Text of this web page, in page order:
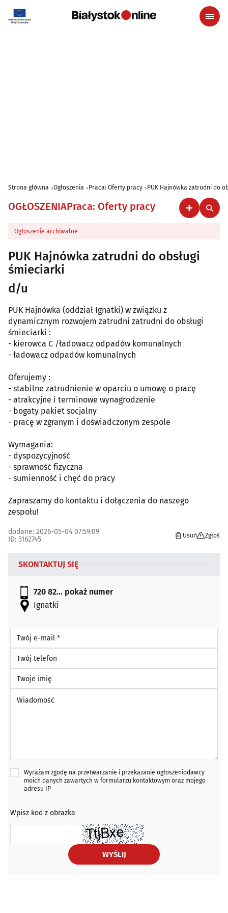
Strona główna Ogłoszenia Praca: Oferty pracy PUK Hajnówka zatrudni do
OGŁOSZENIAPraca: Oferty pracy
Ogłoszenie archiwalne
PUK Hajnówka zatrudni do obsługi
śmieciarki
d/u
PUK Hajnówka (oddział Ignatki) w związku z
dynamicznym rozwojem zatrudni zatrudni do obsługi
śmieciarki :
- kierowca C /ładowacz odpadów komunalnych
- ładowacz odpadów komunalnych
Oferujemy :
- stabilne zatrudnienie w oparciu o umowę o pracę
- atrakcyjne i terminowe wynagrodzenie
- bogaty pakiet socjalny
- pracę w zgranym i doświadczonym zespole
Wymagania:
- dyspozycyjność
- sprawność fizyczna
- sumienność i chęć do pracy
Zapraszamy do kontaktu i dołączenia do naszego
zespołu!
dodane: 2026-05-04 07:59:09
ID: 5162745
Usuń Zgłoś
SKONTAKTUJ SIĘ
720 82... pokaż numer
Ignatki
Wyrażam zgodę na przetwarzanie i przekazanie ogłoszeniodawcy
moich danych zawartych w formularzu kontaktowym oraz mojego
adresu IP
Wpisz kod z obrazka
WYŚLIJ